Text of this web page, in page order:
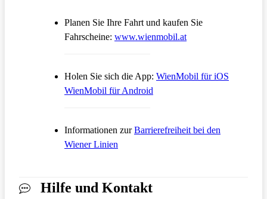
Planen Sie Ihre Fahrt und kaufen Sie
Fahrscheine: www.wienmobil.atÖffnet in einem
Holen Sie sich die App: WienMobil für iOS
WienMobil für Android
Informationen zurBarrierefreiheit bei den
Wiener Linien
Hilfe und Kontakt